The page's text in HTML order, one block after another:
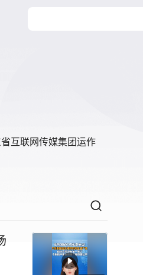
互联网传媒集团运作